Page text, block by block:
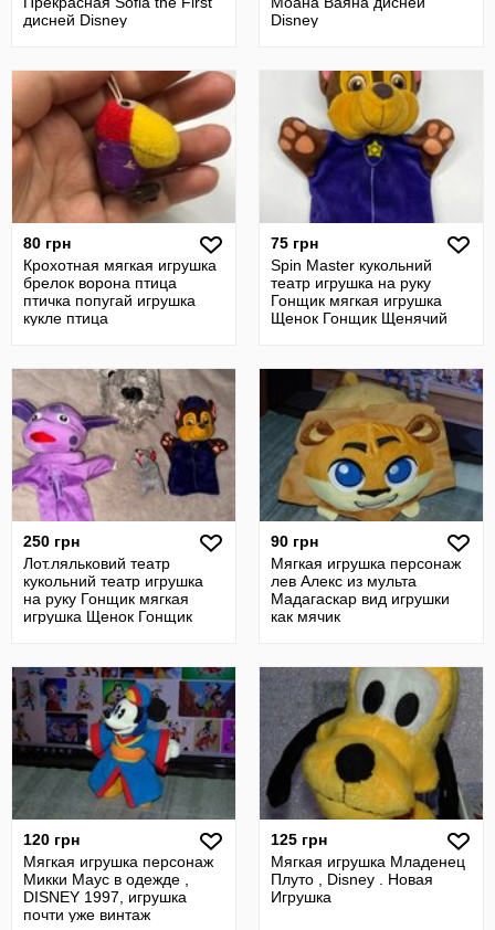
дисней Disney
Disney
80 грн
Крохотная мягкая игрушка
брелок ворона птица
птичка попугай игрушка
кукле птица
75 грн
Spin Master кукольний
театр игрушка на руку
Гонщик мягкая игрушка
Щенок Гонщик Щенячий
250 грн
Лот.ляльковий театр
кукольний театр игрушка
на руку Гонщик мягкая
игрушка Щенок Гонщик
90 грн
Мягкая игрушка персонаж
лев Алекс из мульта
Мадагаскар вид игрушки
как мячик
120 грн
Мягкая игрушка персонаж
Микки Маус в одежде ,
DISNEY 1997, игрушка
почти уже винтаж
125 грн
Мягкая игрушка Младенец
Плуто , Disney . Новая
Игрушка